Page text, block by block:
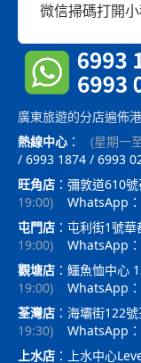
微信掃碼打開
廣東旅遊的分店遍佈
熱線中心 ： (星期一
/ 6993 1874 / 6993
旺角店 ： 彌敦道610
19:00)
WhatsApp
屯門店 ： 屯利街1號
19:00)
WhatsApp
觀塘店 ： 鱷魚恤中心
19:00)
WhatsApp
荃灣店 ： 海壩街122號
19:30)
WhatsApp
上水店 ： 上水中心